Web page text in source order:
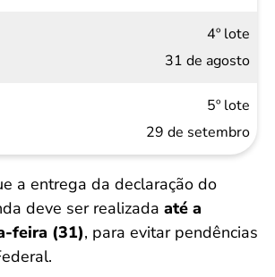
4º lote
31 de agosto
5º lote
29 de setembro
a entrega da declaração do
deve ser realizada até a
feira (31), para evitar pendências